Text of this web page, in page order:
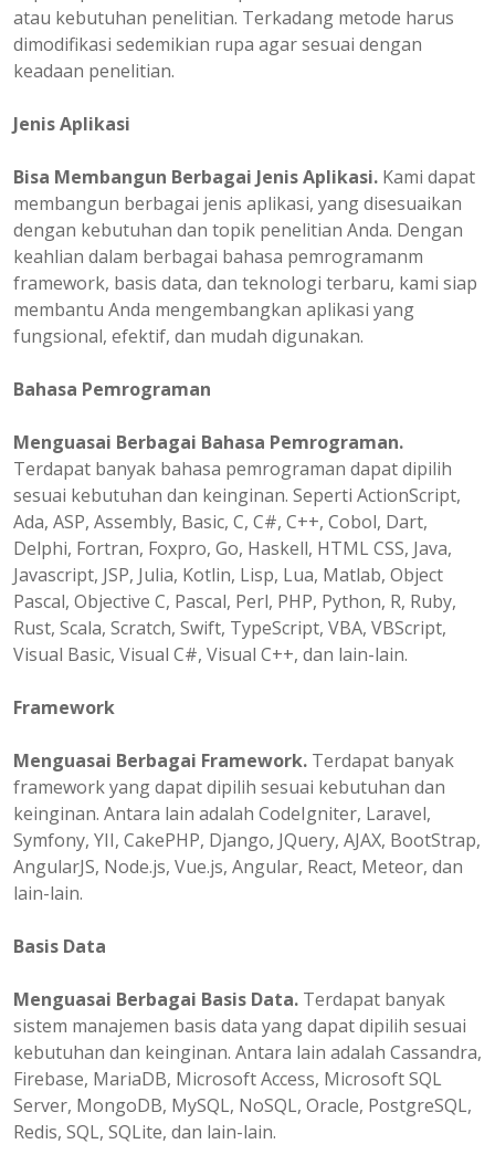
atau kebutuhan penelitian. Terkadang metode harus
dimodifikasi sedemikian rupa agar sesuai dengan
keadaan penelitian.
Jenis Aplikasi
Bisa Membangun Berbagai Jenis Aplikasi. Kami dapat
membangun berbagai jenis aplikasi, yang disesuaikan
dengan kebutuhan dan topik penelitian Anda. Dengan
keahlian dalam berbagai bahasa pemrogramanm
framework, basis data, dan teknologi terbaru, kami siap
membantu Anda mengembangkan aplikasi yang
fungsional, efektif, dan mudah digunakan.
Bahasa Pemrograman
Menguasai Berbagai Bahasa Pemrograman.
Terdapat banyak bahasa pemrograman dapat dipilih
sesuai kebutuhan dan keinginan. Seperti ActionScript,
Ada, ASP, Assembly, Basic, C, C#, C++, Cobol, Dart,
Delphi, Fortran, Foxpro, Go, Haskell, HTML CSS, Java,
Javascript, JSP, Julia, Kotlin, Lisp, Lua, Matlab, Object
Pascal, Objective C, Pascal, Perl, PHP, Python, R, Ruby,
Rust, Scala, Scratch, Swift, TypeScript, VBA, VBScript,
Visual Basic, Visual C#, Visual C++, dan lain-lain.
Framework
Menguasai Berbagai Framework. Terdapat banyak
framework yang dapat dipilih sesuai kebutuhan dan
keinginan. Antara lain adalah CodeIgniter, Laravel,
Symfony, YII, CakePHP, Django, JQuery, AJAX, BootStrap,
AngularJS, Node.js, Vue.js, Angular, React, Meteor, dan
lain-lain.
Basis Data
Menguasai Berbagai Basis Data. Terdapat banyak
sistem manajemen basis data yang dapat dipilih sesuai
kebutuhan dan keinginan. Antara lain adalah Cassandra,
Firebase, MariaDB, Microsoft Access, Microsoft SQL
Server, MongoDB, MySQL, NoSQL, Oracle, PostgreSQL,
Redis, SQL, SQLite, dan lain-lain.